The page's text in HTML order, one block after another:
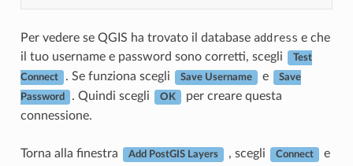
Per vedere se QGIS ha trovato il database address e che
il tuo username e password sono corretti, scegli
Test
Connect . Se funziona scegli Save Username e Save
Password . Quindi scegli OK
per creare questa
connessione.
Torna alla finestra Add PostGIS Layers , scegli Connect
e